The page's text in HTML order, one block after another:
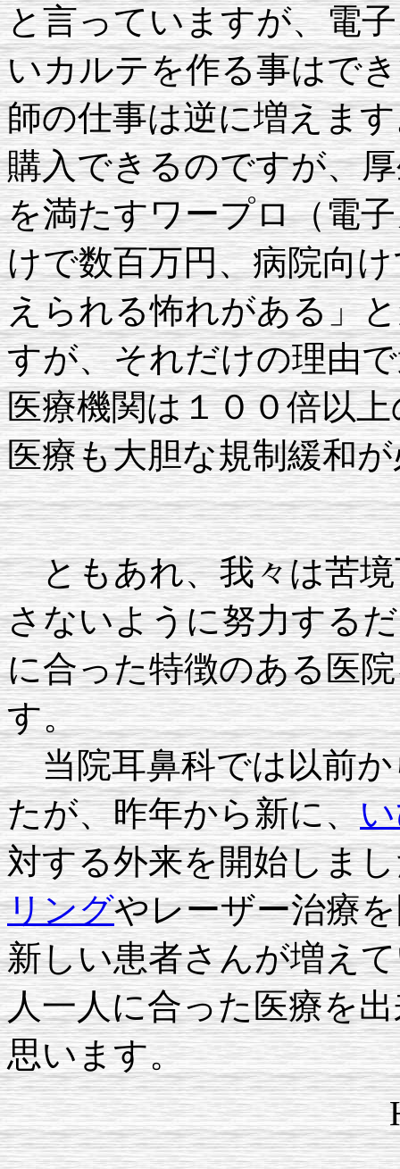
と言っていますが、電
いカルテを作る事はで
師の仕事は逆に増えま
購入できるのですが、
を満たすワープロ（電
けで数百万円、病院向
えられる怖れがある」
すが、それだけの理由
医療機関は１００倍以
医療も大胆な規制緩和
ともあれ、我々は苦境
さないように努力する
に合った特徴のある医
す。
当院耳鼻科では以前か
たが、昨年から新に、
対する外来を開始しま
リングやレーザー治療
新しい患者さんが増え
人一人に合った医療を
思います。